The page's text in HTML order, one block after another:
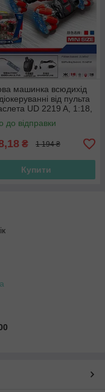
машинка всюдихід
від пульта
UD 2219 A, 1:18,
колеса, акум.3,7V
до відправки
₴ 1 194 ₴
Купити